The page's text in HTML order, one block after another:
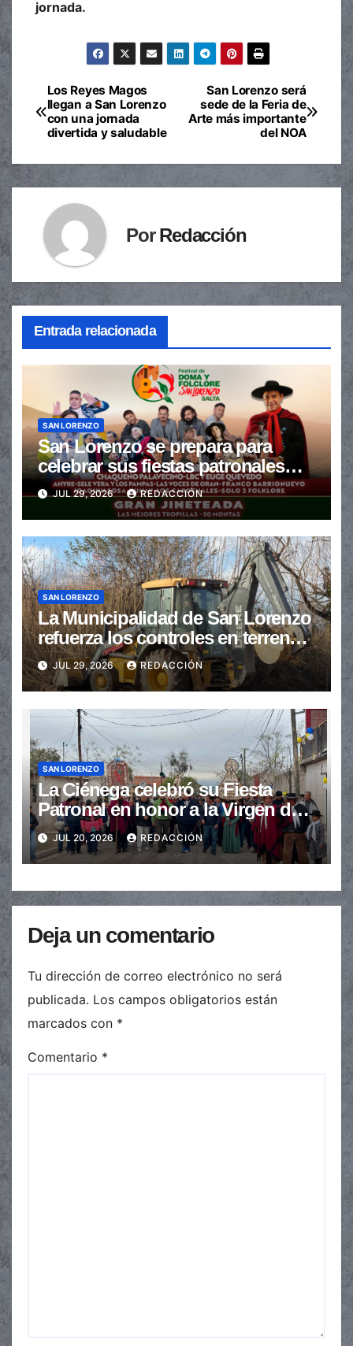
jornada.
Navegación
de
entradas
San Lorenzo será
sede de la Feria de
Arte más importante
del NOA
Los Reyes Magos
llegan a San Lorenzo
con una jornada
divertida y saludable
PorRedacción
Entrada relacionada
SAN LORENZO
San Lorenzo se prepara para
celebrar sus fiestas patronales
con un gran festival de Doma y
Folclore
JUL 29, 2026 REDACCIÓN
SAN LORENZO
La Municipalidad de San Lorenzo
refuerza los controles en terrenos
baldíos para prevenir incendios
JUL 29, 2026 REDACCIÓN
SAN LORENZO
La Ciénega celebró su Fiesta
Patronal en honor a la Virgen del
Carmen
JUL 20, 2026 REDACCIÓN
Deja un comentario
Tu dirección de correo electrónico no será
publicada. Los campos obligatorios están
marcados con *
Comentario *